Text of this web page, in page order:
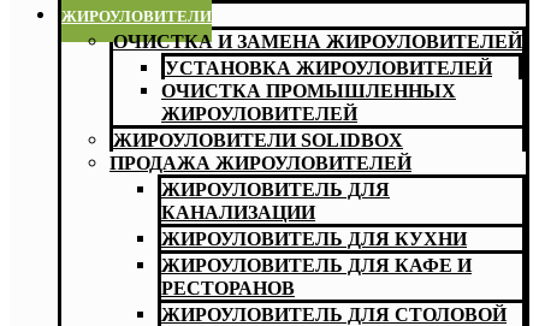
ЖИРОУЛОВИТЕЛИ
ОЧИСТКА И ЗАМЕНА ЖИРОУЛОВИТЕЛЕЙ
УСТАНОВКА ЖИРОУЛОВИТЕЛЕЙ
ОЧИСТКА ПРОМЫШЛЕННЫХ
ЖИРОУЛОВИТЕЛЕЙ
ЖИРОУЛОВИТЕЛИ SOLIDBOX
ПРОДАЖА ЖИРОУЛОВИТЕЛЕЙ
ЖИРОУЛОВИТЕЛЬ ДЛЯ
КАНАЛИЗАЦИИ
ЖИРОУЛОВИТЕЛЬ ДЛЯ КУХНИ
ЖИРОУЛОВИТЕЛЬ ДЛЯ КАФЕ И
РЕСТОРАНОВ
ЖИРОУЛОВИТЕЛЬ ДЛЯ СТОЛОВОЙ